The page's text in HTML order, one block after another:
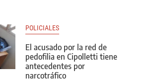
POLICIALES
El acusado por la red de
pedofilia en Cipolletti tiene
antecedentes por
narcotráfico